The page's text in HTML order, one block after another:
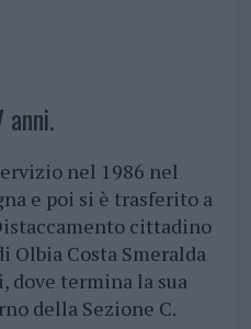
nel 1986 nel
e poi si è trasferito a
cittadino
Olbia Costa Smeralda
dove termina la sua
della Sezione C.